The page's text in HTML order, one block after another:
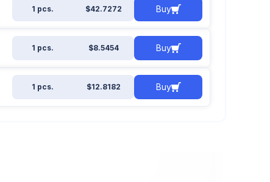
1 pcs. $42.7272 Buy
1 pcs. $8.5454 Buy
1 pcs. $12.8182 Buy